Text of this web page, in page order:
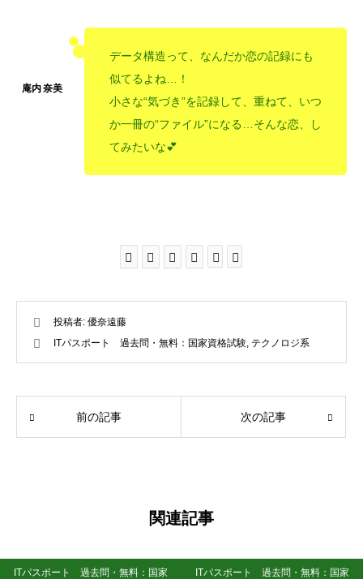
データ構造って、なんだか恋の記録にも
似てるよね…！
小さな“気づき”を記録して、重ねて、いつ
か一冊の“ファイル”になる…そんな恋、し
てみたいな💕
投稿者: 優奈遠藤
ITパスポート 過去問・無料：国家資格試験 テクノロジ系
前の記事 次の記事
関連記事
ITパスポート 過去問・無料：国家 ITパスポート 過去問・無料：国家